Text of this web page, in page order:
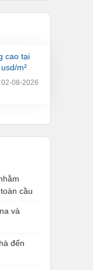
m²
02-08-2026
cầu
và
đến